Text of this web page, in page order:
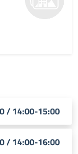
/ 14:00-15:00
/ 14:00-16:00